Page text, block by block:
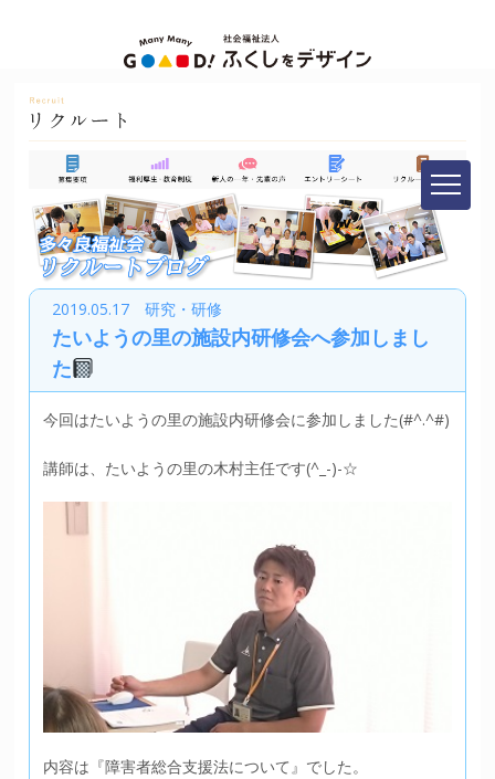
2019.05.17 研究・研修
たいようの里の施設内研修会へ参加しまし
た
今回はたいようの里の施設内研修会に参加しました(#^.^#)
講師は、たいようの里の木村主任です(^_-)-☆
内容は『障害者総合支援法について』でした。